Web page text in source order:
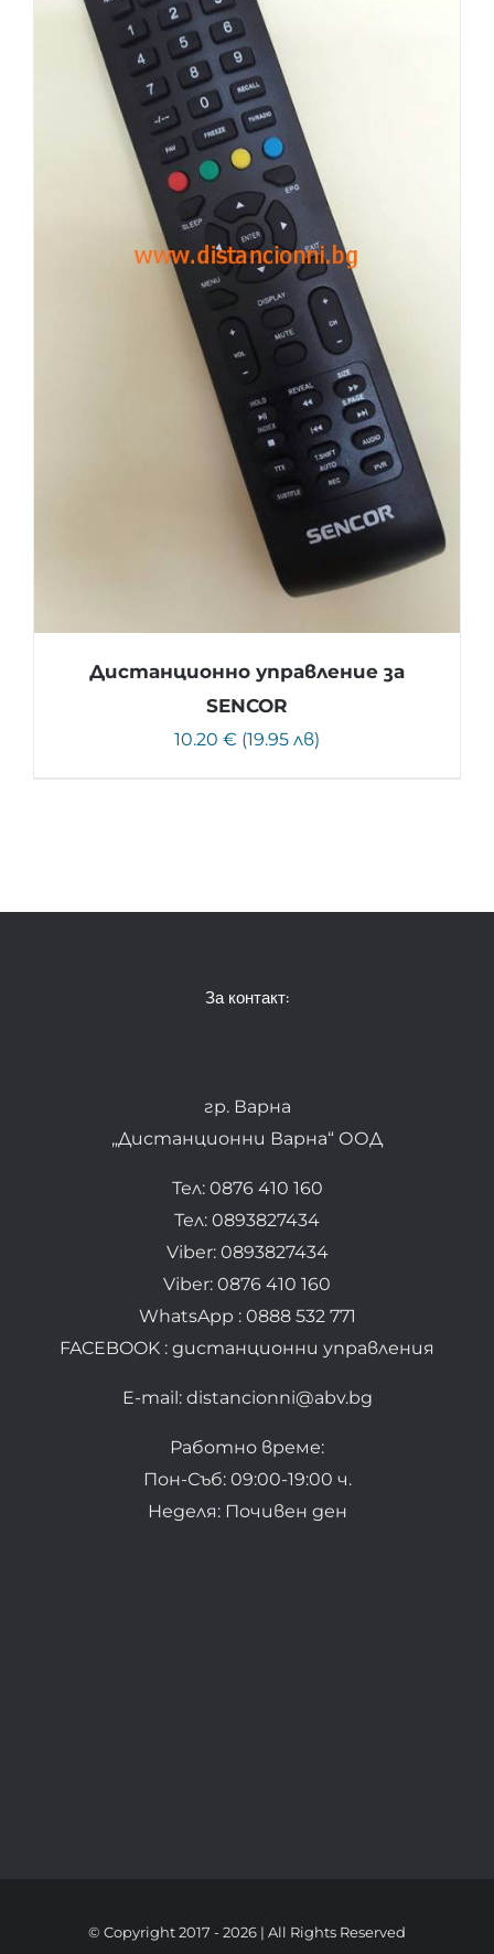
Дистанционно управление за
SENCOR
10.20 € (19.95 лв)
За контакт:
гр. Варна
„Дистанционни Варна“ ООД
Тел: 0876 410 160
Тел: 0893827434
Viber: 0893827434
Viber: 0876 410 160
WhatsApp : 0888 532 771
FACEBOOK : дистанционни управления
E-mail: distancionni@abv.bg
Работно време:
Пон-Съб: 09:00-19:00 ч.
Неделя: Почивен ден
© Copyright 2017 -2026 | All Rights Reserved